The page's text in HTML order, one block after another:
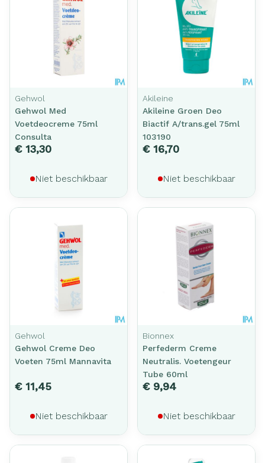
Gehwol
Gehwol Med
Voetdeocreme 75ml
Consulta
€ 13,30
Niet beschikbaar
Akileine
Akileine Groen Deo
Biactif A/trans.gel 75ml
103190
€ 16,70
Niet beschikbaar
Gehwol
Gehwol Creme Deo
Voeten 75ml Mannavita
€ 11,45
Niet beschikbaar
Bionnex
Perfederm Creme
Neutralis. Voetengeur
Tube 60ml
€ 9,94
Niet beschikbaar